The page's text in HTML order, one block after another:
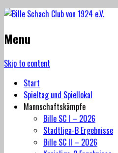
Menu
Skip to content
Start
Spieltag und Spiellokal
Mannschaftskämpfe
Bille SC I – 2026
Stadtliga-B Ergebnisse
Bille SC II – 2026